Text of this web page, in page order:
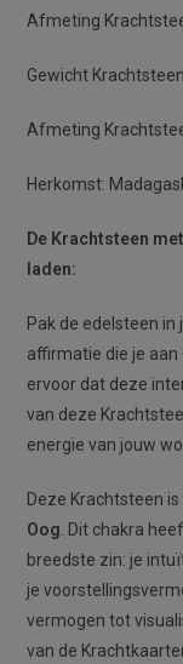
Afmeting
Gewicht
Afmeting
Herkomst:
De Krachtsteen
laden:
Pak de edelsteen
affirmatie die je
ervoor dat deze
van deze
energie van jouw
Deze Krachtsteen
Oog. Dit chakra
breedste zin: je
je
vermogen tot
van de